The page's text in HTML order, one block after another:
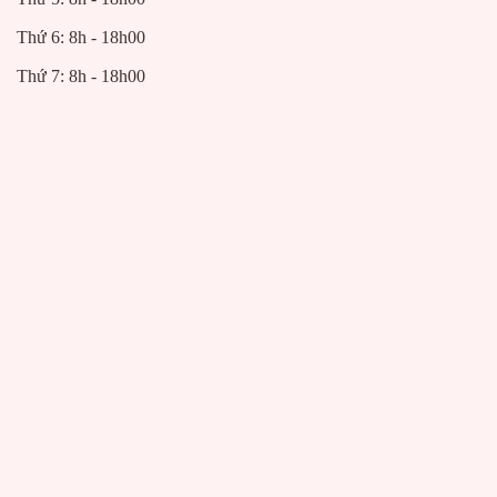
Thứ 6: 8h - 18h00
Thứ 7: 8h - 18h00